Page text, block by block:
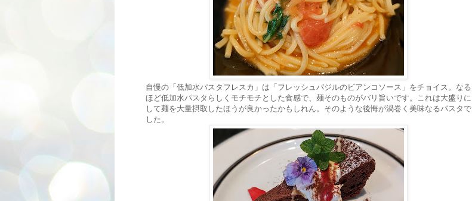
自慢の「低加水パスタフレスカ」は「フレッシュバジルのビアンコソース」をチョイス。なる
ほど低加水パスタらしくモチモチとした食感で、麺そのものがバリ旨いです。これは大盛りに
して麺を大量摂取したほうが良かったかもしれん。そのような後悔が渦巻く美味なるパスタで
した。